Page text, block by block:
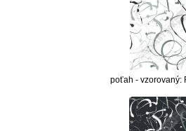
poťah - vzorovaný: